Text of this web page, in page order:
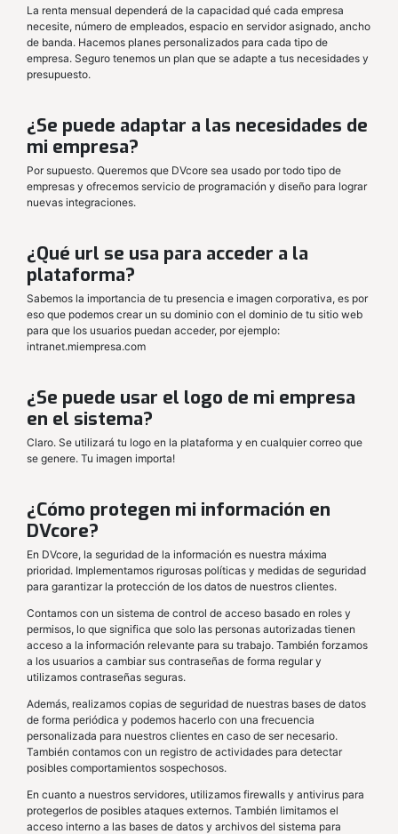
La renta mensual dependerá de la capacidad qué cada empresa
necesite, número de empleados, espacio en servidor asignado, ancho
de banda. Hacemos planes personalizados para cada tipo de
empresa. Seguro tenemos un plan que se adapte a tus necesidades y
presupuesto.
¿Se puede adaptar a las necesidades de
mi empresa?
Por supuesto. Queremos que DVcore sea usado por todo tipo de
empresas y ofrecemos servicio de programación y diseño para lograr
nuevas integraciones.
¿Qué url se usa para acceder a la
plataforma?
Sabemos la importancia de tu presencia e imagen corporativa, es por
eso que podemos crear un su dominio con el dominio de tu sitio web
para que los usuarios puedan acceder, por ejemplo:
intranet.miempresa.com
¿Se puede usar el logo de mi empresa
en el sistema?
Claro. Se utilizará tu logo en la plataforma y en cualquier correo que
se genere. Tu imagen importa!
¿Cómo protegen mi información en
DVcore?
En DVcore, la seguridad de la información es nuestra máxima
prioridad. Implementamos rigurosas políticas y medidas de seguridad
para garantizar la protección de los datos de nuestros clientes.
Contamos con un sistema de control de acceso basado en roles y
permisos, lo que significa que solo las personas autorizadas tienen
acceso a la información relevante para su trabajo. También forzamos
a los usuarios a cambiar sus contraseñas de forma regular y
utilizamos contraseñas seguras.
Además, realizamos copias de seguridad de nuestras bases de datos
de forma periódica y podemos hacerlo con una frecuencia
personalizada para nuestros clientes en caso de ser necesario.
También contamos con un registro de actividades para detectar
posibles comportamientos sospechosos.
En cuanto a nuestros servidores, utilizamos firewalls y antivirus para
protegerlos de posibles ataques externos. También limitamos el
acceso interno a las bases de datos y archivos del sistema para